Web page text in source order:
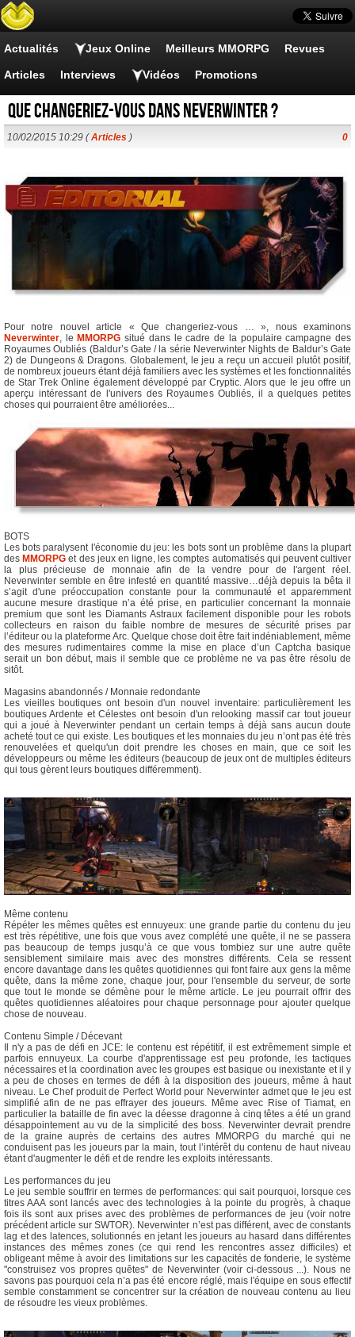
Actualités Jeux Online Meilleurs MMORPG Revues
Articles Interviews Vidéos Promotions
Que changeriez-vous dans Neverwinter ?
10/02/2015 10:29 (Articles ) 0
Pour notre nouvel article « Que changeriez-vous … », nous examinons
Neverwinter, le MMORPG situé dans le cadre de la populaire campagne des
Royaumes Oubliés (Baldur’s Gate / la série Neverwinter Nights de Baldur’s Gate
2) de Dungeons & Dragons. Globalement, le jeu a reçu un accueil plutôt positif,
de nombreux joueurs étant déjà familiers avec les systèmes et les fonctionnalités
de Star Trek Online également développé par Cryptic. Alors que le jeu offre un
aperçu intéressant de l'univers des Royaumes Oubliés, il a quelques petites
choses qui pourraient être améliorées...
BOTS
Les bots paralysent l'économie du jeu: les bots sont un problème dans la plupart
des MMORPG et des jeux en ligne, les comptes automatisés qui peuvent cultiver
la plus précieuse de monnaie afin de la vendre pour de l'argent réel.
Neverwinter semble en être infesté en quantité massive…déjà depuis la bêta il
s’agit d'une préoccupation constante pour la communauté et apparemment
aucune mesure drastique n’a été prise, en particulier concernant la monnaie
premium que sont les Diamants Astraux facilement disponible pour les robots
collecteurs en raison du faible nombre de mesures de sécurité prises par
l’éditeur ou la plateforme Arc. Quelque chose doit être fait indéniablement, même
des mesures rudimentaires comme la mise en place d’un Captcha basique
serait un bon début, mais il semble que ce problème ne va pas être résolu de
sitôt.
Magasins abandonnés / Monnaie redondante
Les vieilles boutiques ont besoin d'un nouvel inventaire: particulièrement les
boutiques Ardente et Célestes ont besoin d'un relooking massif car tout joueur
qui a joué à Neverwinter pendant un certain temps à déjà sans aucun doute
acheté tout ce qui existe. Les boutiques et les monnaies du jeu n’ont pas été très
renouvelées et quelqu'un doit prendre les choses en main, que ce soit les
développeurs ou même les éditeurs (beaucoup de jeux ont de multiples éditeurs
qui tous gèrent leurs boutiques différemment).
Même contenu
Répéter les mêmes quêtes est ennuyeux: une grande partie du contenu du jeu
est très répétitive, une fois que vous avez complété une quête, il ne se passera
pas beaucoup de temps jusqu’à ce que vous tombiez sur une autre quête
sensiblement similaire mais avec des monstres différents. Cela se ressent
encore davantage dans les quêtes quotidiennes qui font faire aux gens la même
quête, dans la même zone, chaque jour, pour l'ensemble du serveur, de sorte
que tout le monde se démène pour le même article. Le jeu pourrait offrir des
quêtes quotidiennes aléatoires pour chaque personnage pour ajouter quelque
chose de nouveau.
Contenu Simple / Décevant
Il n'y a pas de défi en JCE: le contenu est répétitif, il est extrêmement simple et
parfois ennuyeux. La courbe d'apprentissage est peu profonde, les tactiques
nécessaires et la coordination avec les groupes est basique ou inexistante et il y
a peu de choses en termes de défi à la disposition des joueurs, même à haut
niveau. Le Chef produit de Perfect World pour Neverwinter admet que le jeu est
simplifié afin de ne pas effrayer des joueurs. Même avec Rise of Tiamat, en
particulier la bataille de fin avec la déesse dragonne à cinq têtes a été un grand
désappointement au vu de la simplicité des boss. Neverwinter devrait prendre
de la graine auprès de certains des autres MMORPG du marché qui ne
conduisent pas les joueurs par la main, tout l’intérêt du contenu de haut niveau
étant d'augmenter le défi et de rendre les exploits intéressants.
Les performances du jeu
Le jeu semble souffrir en termes de performances: qui sait pourquoi, lorsque ces
titres AAA sont lancés avec des technologies à la pointe du progrès, à chaque
fois ils sont aux prises avec des problèmes de performances de jeu (voir notre
précédent article sur SWTOR). Neverwinter n’est pas différent, avec de constants
lag et des latences, solutionnés en jetant les joueurs au hasard dans différentes
instances des mêmes zones (ce qui rend les rencontres assez difficiles) et
obligeant même à avoir des limitations sur les capacités de fonderie, le système
"construisez vos propres quêtes" de Neverwinter (voir ci-dessous ...). Nous ne
savons pas pourquoi cela n’a pas été encore réglé, mais l'équipe en sous effectif
semble constamment se concentrer sur la création de nouveau contenu au lieu
de résoudre les vieux problèmes.